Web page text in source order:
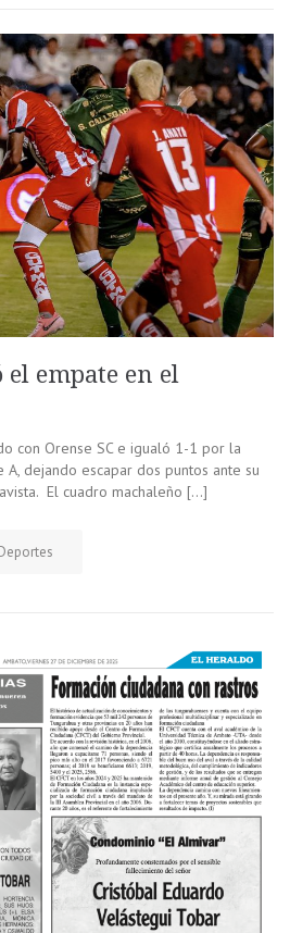
el empate en el
con Orense SC e igualó 1-1 por la
dejando escapar dos puntos ante su
El cuadro machaleño […]